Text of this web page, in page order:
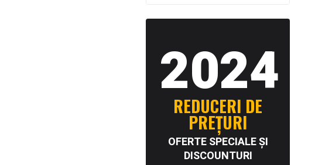
2024
REDUCERI DE
PREȚURI
OFERTE SPECIALE ȘI
DISCOUNTURI